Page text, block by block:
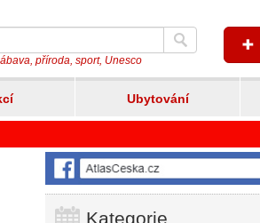
příroda, sport, Unesco
Ubytování
Kategorie